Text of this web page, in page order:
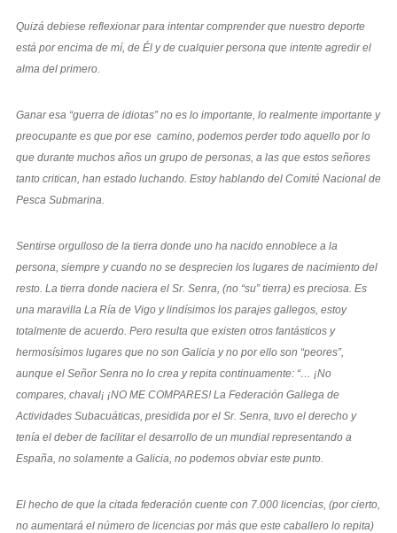
Quizá debiese reflexionar para intentar comprender que nuestro deporte
está por encima de mí, de Él y de cualquier persona que intente agredir el
alma del primero.
Ganar esa “guerra de idiotas” no es lo importante, lo realmente importante y
preocupante es que por ese camino, podemos perder todo aquello por lo
que durante muchos años un grupo de personas, a las que estos señores
tanto critican, han estado luchando. Estoy hablando del Comité Nacional de
Pesca Submarina.
Sentirse orgulloso de la tierra donde uno ha nacido ennoblece a la
persona, siempre y cuando no se desprecien los lugares de nacimiento del
resto. La tierra donde naciera el Sr. Senra, (no “su” tierra) es preciosa. Es
una maravilla La Ría de Vigo y lindísimos los parajes gallegos, estoy
totalmente de acuerdo. Pero resulta que existen otros fantásticos y
hermosísimos lugares que no son Galicia y no por ello son “peores”,
aunque el Señor Senra no lo crea y repita continuamente: “… ¡No
compares, chaval¡ ¡NO ME COMPARES! La Federación Gallega de
Actividades Subacuáticas, presidida por el Sr. Senra, tuvo el derecho y
tenía el deber de facilitar el desarrollo de un mundial representando a
España, no solamente a Galicia, no podemos obviar este punto.
El hecho de que la citada federación cuente con 7.000 licencias, (por cierto,
no aumentará el número de licencias por más que este caballero lo repita)